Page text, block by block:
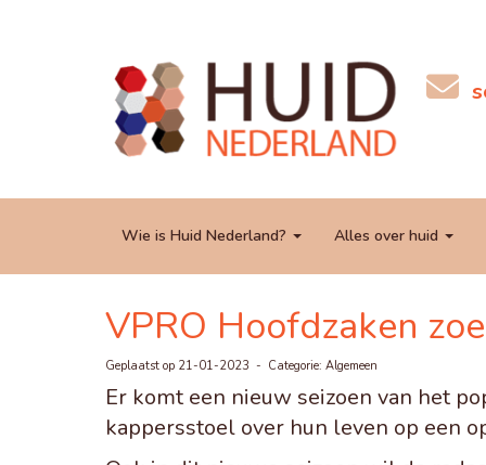
Wie is Huid Nederland? Alles over huid
VPRO Hoofdzaken
Geplaatst op 21-01-2023 - Categorie: Algemeen
Er komt een nieuw seizoen van het
kappersstoel over hun leven op een